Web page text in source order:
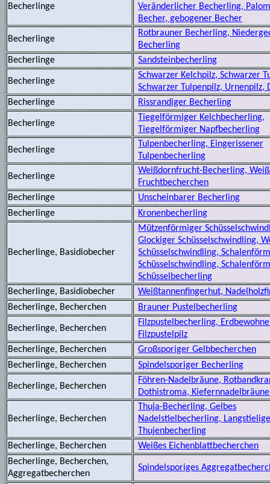
Becherlinge
Veränderlicher Becherling,
Becher, gebogener Becher
Becherlinge
Rotbrauner Becherling,
Becherling
Becherlinge
Sandsteinbecherling
Becherlinge
Schwarzer Kelchpilz, Schwarzer
Schwarzer Tulpenpilz, Urnenpilz,
Becherlinge
Rissrandiger Becherling
Becherlinge
Tiegelförmiger Kelchbecherling,
Tiegelförmiger Napfbecherling
Becherlinge
Tulpenbecherling, Eingerissener
Tulpenbecherling
Becherlinge
Weißdornfrucht-Becherling,
Fruchtbecherchen
Becherlinge
Unscheinbarer Becherling
Becherlinge
Kronenbecherling
Becherlinge, Basidiobecher
Mützenförmiger
Glockiger Schüsselschwindling,
Schüsselschwindling,
Schüsselschwindling,
Schüsselbecherling
Becherlinge, Basidiobecher
Weißtannenfingerhut,
Becherlinge, Becherchen
Brauner Pustelbecherling
Becherlinge, Becherchen
Filzpustelbecherling,
Filzpustelpilz
Becherlinge, Becherchen
Großsporiger Gelbbecherchen
Becherlinge, Becherchen
Spindelsporiger Becherling
Becherlinge, Becherchen
Föhren-Nadelbräune,
Dothistroma, Kiefernnadelbräune
Becherlinge, Becherchen
Thuja-Becherling, Gelbes
Nadelstielbecherling,
Thujenbecherling
Becherlinge, Becherchen
Weißes Eichenblattbecherchen
Becherlinge, Becherchen,
Aggregatbecherchen
Spindelsporiges